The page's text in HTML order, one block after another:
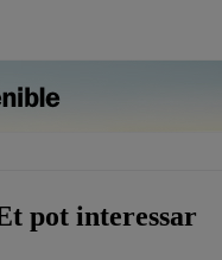
pot interessar